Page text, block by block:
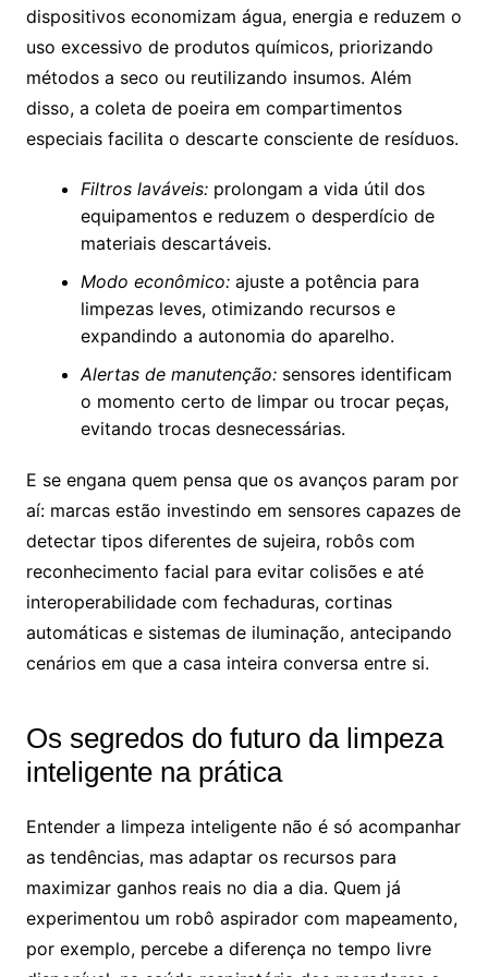
dispositivos economizam água, energia e reduzem o
uso excessivo de produtos químicos, priorizando
métodos a seco ou reutilizando insumos. Além
disso, a coleta de poeira em compartimentos
especiais facilita o descarte consciente de resíduos.
Filtros laváveis:prolongam a vida útil dos
equipamentos e reduzem o desperdício de
materiais descartáveis.
Modo econômico:ajuste a potência para
limpezas leves, otimizando recursos e
expandindo a autonomia do aparelho.
Alertas de manutenção:sensores identificam
o momento certo de limpar ou trocar peças,
evitando trocas desnecessárias.
E se engana quem pensa que os avanços param por
aí: marcas estão investindo em sensores capazes de
detectar tipos diferentes de sujeira, robôs com
reconhecimento facial para evitar colisões e até
interoperabilidade com fechaduras, cortinas
automáticas e sistemas de iluminação, antecipando
cenários em que a casa inteira conversa entre si.
Os segredos do futuro da limpeza
inteligente na prática
Entender a limpeza inteligente não é só acompanhar
as tendências, mas adaptar os recursos para
maximizar ganhos reais no dia a dia. Quem já
experimentou um robô aspirador com mapeamento,
por exemplo, percebe a diferença no tempo livre